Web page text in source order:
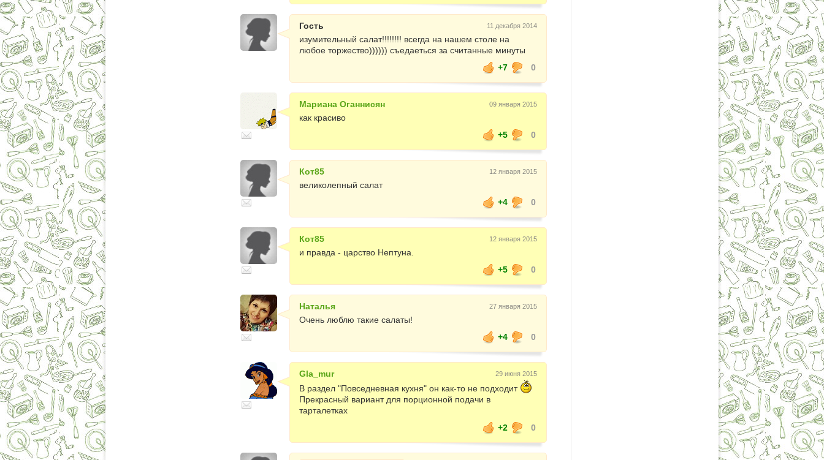
Гость 11 декабря 2014
изумительный салат!!!!!!!! всегда на нашем столе на
любое торжество)))))) съедаеться за считанные минуты
+7
0
Мариана Оганнисян 09 января 2015
как красиво
+5
0
Кот85 12 января 2015
великолепный салат
+4
0
Кот85 12 января 2015
и правда - царство Нептуна.
+5
0
Наталья 27 января 2015
Очень люблю такие салаты!
+4
0
Gla_mur 29 июня 2015
В раздел "Повседневная кухня" он как-то не подходит
Прекрасный вариант для порционной подачи в
тарталетках
+2
0